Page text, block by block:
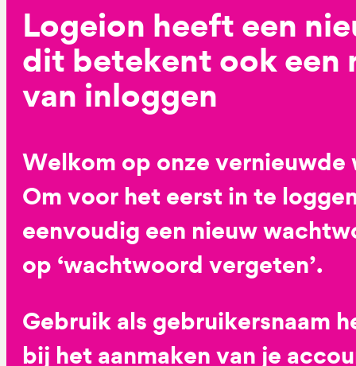
Logeion heeft een
dit betekent ook een
van inloggen
Welkom op onze vernieuwde
Om voor het eerst in te
eenvoudig een nieuw
op ‘wachtwoord vergeten’.
Gebruik als gebruikersnaam
bij het aanmaken van je